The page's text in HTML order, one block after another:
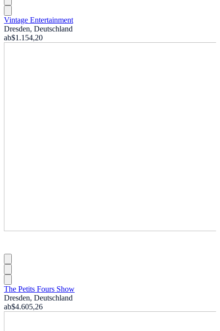
Vintage Entertainment
Dresden, Deutschland
ab$1.154,20
The Petits Fours Show
Dresden, Deutschland
ab$4.605,26